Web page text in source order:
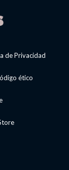
de Privacidad
ético